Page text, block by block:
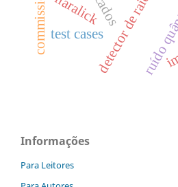
detector de raios x.
ruído
test cases
haralick
Informações
Para Leitores